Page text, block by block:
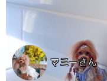
マミーさん